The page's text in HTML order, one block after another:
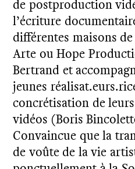
de postproduction
l’écriture
différentes maisons
Arte ou Hope
Bertrand et
jeunes
concrétisation de
vidéos (Boris
Convaincue que la
de voûte de la vie